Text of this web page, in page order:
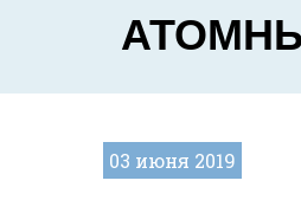
03 июня 2019